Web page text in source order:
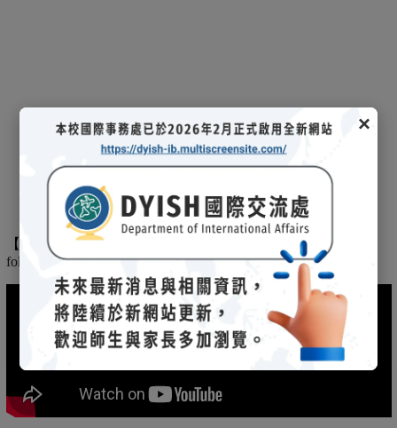
×
【 2025/03/08招生說明會- 114 學年度國際文憑課程暨海攬班 】
following is the record of the 2025/03/08 admission briefing.